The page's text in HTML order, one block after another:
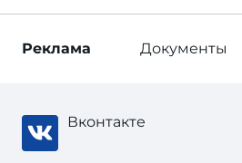
Реклама Документы
Вконтакте